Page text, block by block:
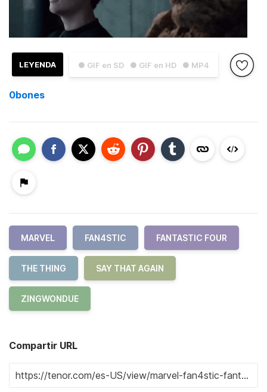
● GIF en SD ● GIF en HD ● MP4
LEYENDA
0bones
MARVEL FAN4STIC FANTASTIC FOUR
THE THING SAY THAT AGAIN
ZINGWONDUE
Compartir URL